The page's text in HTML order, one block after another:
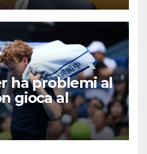
ha problemi al
gioca al
Cincinnati